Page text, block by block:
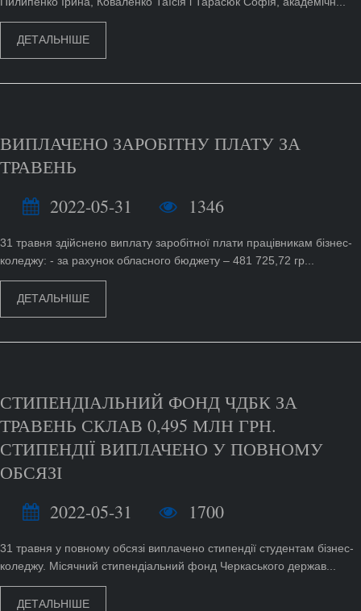
ДЕТАЛЬНІШЕ
ВИПЛАЧЕНО ЗАРОБІТНУ ПЛАТУ ЗА
ТРАВЕНЬ
2022-05-31
1346
31 травня здійснено виплату заробітної плати працівникам бізнес-
коледжу: - за рахунок обласного бюджету – 481 725,72 гр...
ДЕТАЛЬНІШЕ
СТИПЕНДІАЛЬНИЙ ФОНД ЧДБК ЗА
ТРАВЕНЬ СКЛАВ 0,495 МЛН ГРН.
СТИПЕНДІЇ ВИПЛАЧЕНО У ПОВНОМУ
ОБСЯЗІ
2022-05-31
1700
31 травня у повному обсязі виплачено стипендії студентам бізнес-
коледжу. Місячний стипендіальний фонд Черкаського держав...
ДЕТАЛЬНІШЕ